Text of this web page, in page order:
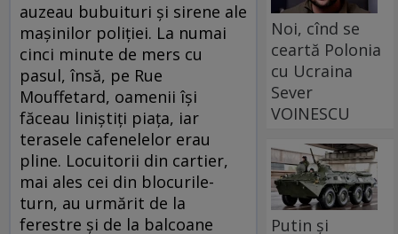
auzeau bubuituri şi sirene ale
maşinilor poliţiei. La numai
cinci minute de mers cu
pasul, însă, pe Rue
Mouffetard, oamenii îşi
făceau liniştiţi piaţa, iar
terasele cafenelelor erau
pline. Locuitorii din cartier,
mai ales cei din blocurile-
turn, au urmărit de la
ferestre şi de la balcoane
Noi, cînd se
ceartă Polonia
cu Ucraina
Sever
VOINESCU
Putin și